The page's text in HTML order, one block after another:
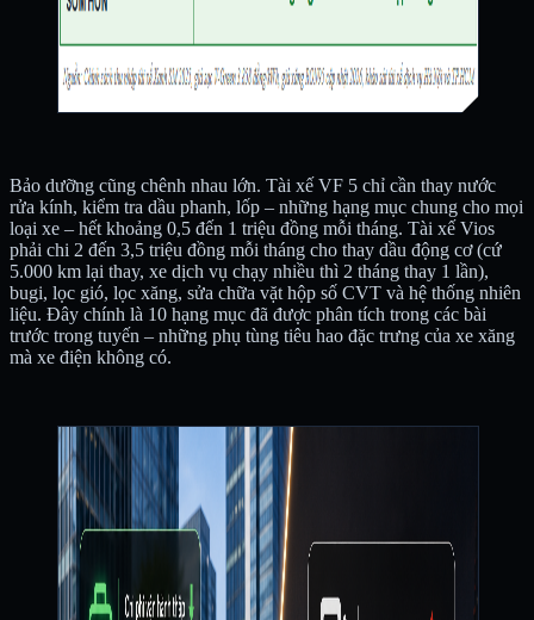
Bảo dưỡng cũng chênh nhau lớn. Tài xế VF 5 chỉ cần thay nước
rửa kính, kiểm tra dầu phanh, lốp – những hạng mục chung cho mọi
loại xe – hết khoảng 0,5 đến 1 triệu đồng mỗi tháng. Tài xế Vios
phải chi 2 đến 3,5 triệu đồng mỗi tháng cho thay dầu động cơ (cứ
5.000 km lại thay, xe dịch vụ chạy nhiều thì 2 tháng thay 1 lần),
bugi, lọc gió, lọc xăng, sửa chữa vặt hộp số CVT và hệ thống nhiên
liệu. Đây chính là 10 hạng mục đã được phân tích trong các bài
trước trong tuyến – những phụ tùng tiêu hao đặc trưng của xe xăng
mà xe điện không có.